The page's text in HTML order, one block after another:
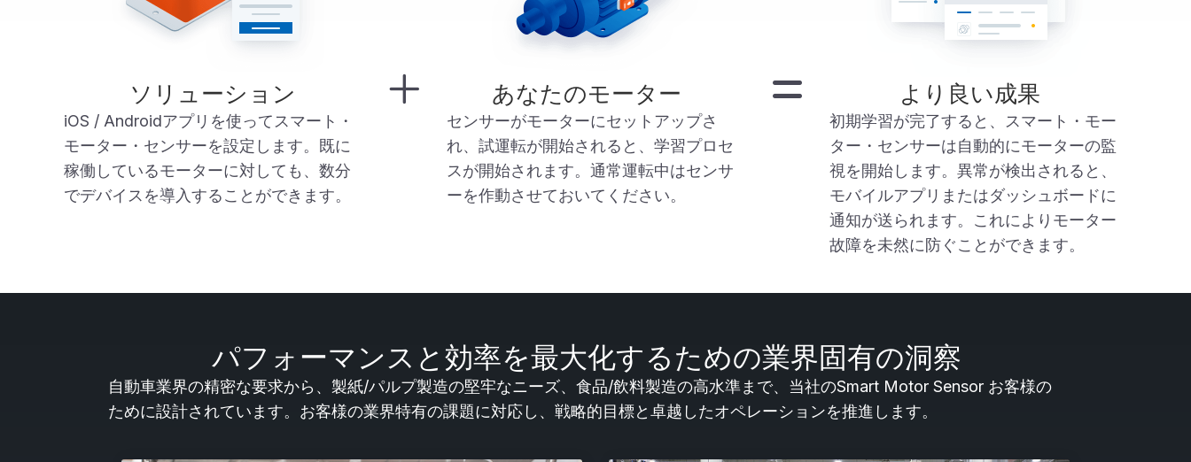
ソリューション
iOS / Androidアプリを使って スマート・
モーター・センサーを設定します。既に
稼働しているモーターに対しても、数分
でデバイスを導入することができます。
あなたのモーター
センサーがモーターにセットアップさ
れ、試運転が開始されると、学習プロセ
スが開始されます。通常運転中はセンサ
ーを作動させておいてください。
より良い成果
初期学習が完了すると、
スマート・モー
ター・センサーは自動的にモーターの監
視を開始します。異常が検出されると、
モバイルアプリまたはダッシュボードに
通知が送られます。これによりモーター
故障を未然に防ぐことができます。
パフォーマンスと効率を最大化するための業界固有の洞察
自動車業界の精密な要求から、製紙/パルプ製造の堅牢なニーズ、食品/飲料製造の高水準まで、当社のSmart Motor Sensor お客様の
ために設計されています。お客様の業界特有の課題に対応し、戦略的目標と卓越したオペレーションを推進します。